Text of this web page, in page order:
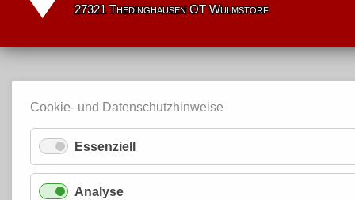
27321 Thedinghausen OT Wulmstorf
Cookie- und Datenschutzhinweise
Essenziell
Analyse